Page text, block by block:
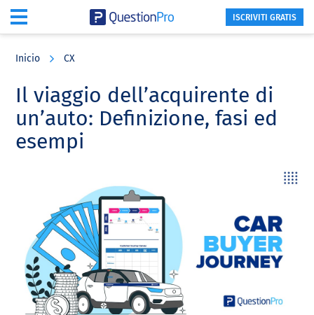
content
sidebar
ISCRIVITI GRATIS
Inicio CX
Il viaggio dell’acquirente di
un’auto: Definizione, fasi ed
esempi